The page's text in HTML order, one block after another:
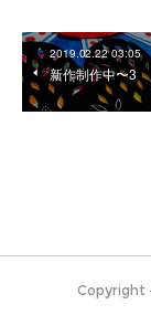
2019.02.22 03:05
新作制作中〜3
Copyright